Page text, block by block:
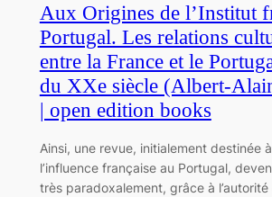
Aux Origines de l’Institut
Portugal. Les relations
entre la France et le
du XXe siècle (Albert-
| open edition books
Ainsi, une revue, initialement destinée
l’influence française au Portugal,
très paradoxalement, grâce à